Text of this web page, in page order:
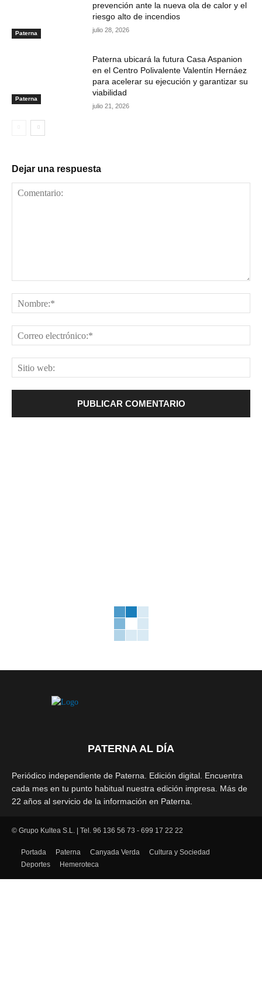
Paterna
prevención ante la nueva ola de calor y el
riesgo alto de incendios
julio 28, 2026
Paterna
Paterna ubicará la futura Casa Aspanion
en el Centro Polivalente Valentín Hernáez
para acelerar su ejecución y garantizar su
viabilidad
julio 21, 2026
Dejar una respuesta
PATERNA AL DÍA
Periódico independiente de Paterna. Edición digital. Encuentra
cada mes en tu punto habitual nuestra edición impresa. Más de
22 años al servicio de la información en Paterna.
SÍGUENOS
© Grupo Kultea S.L. | Tel. 96 136 56 73 - 699 17 22 22
Portada Paterna Canyada Verda
Cultura y Sociedad
Deportes
Hemeroteca